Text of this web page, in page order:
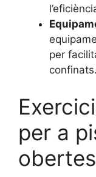
per
confinats.
per a
obertes